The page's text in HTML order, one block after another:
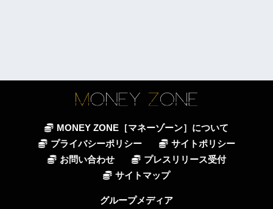
MONEY ZONE［マネーゾーン］について
プライバシーポリシー
サイトポリシー
お問い合わせ
プレスリリース受付
サイトマップ
グループメディア